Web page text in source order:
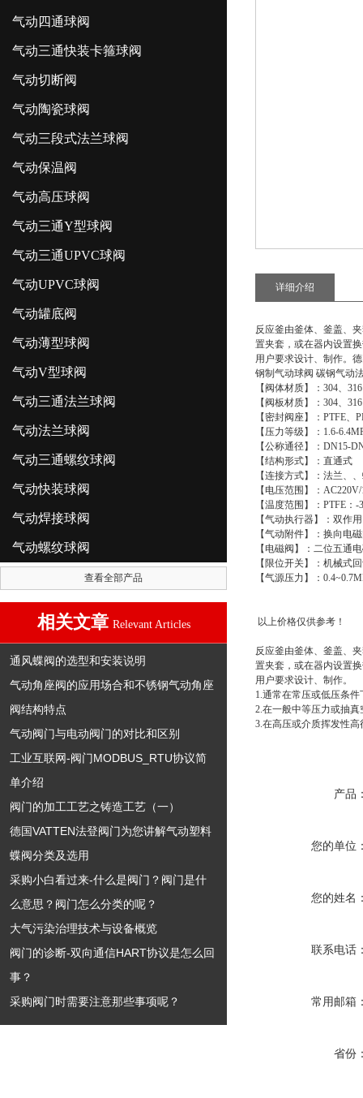
气动四通球阀
气动三通快装卡箍球阀
气动切断阀
气动陶瓷球阀
气动三段式法兰球阀
气动保温阀
气动高压球阀
气动三通Y型球阀
气动三通UPVC球阀
气动UPVC球阀
气动罐底阀
气动薄型球阀
气动V型球阀
气动三通法兰球阀
气动法兰球阀
气动三通螺纹球阀
气动快装球阀
气动焊接球阀
气动螺纹球阀
查看全部产品
相关文章 Relevant Articles
通风蝶阀的选型和安装说明
气动角座阀的应用场合和不锈钢气动角座
阀结构特点
气动阀门与电动阀门的对比和区别
工业互联网-阀门MODBUS_RTU协议简
单介绍
阀门的加工工艺之铸造工艺（一）
德国VATTEN法登阀门为您讲解气动塑料
蝶阀分类及选用
采购小白看过来-什么是阀门？阀门是什
么意思？阀门怎么分类的呢？
大气污染治理技术与设备概览
阀门的诊断-双向通信HART协议是怎么回
事？
采购阀门时需要注意那些事项呢？
详细介绍
反应釜由釜体、釜盖、
置夹套，或在器内设置
用户要求设计、制作。
钢制气动球阀 碳钢气动
【阀体材质】：304、
【阀板材质】：304、
【密封阀座】：PTFE、
【压力等级】：1.6-
【公称通径】：DN15-
【结构形式】：直通式
【连接方式】：法兰、
【电压范围】：
【温度范围】：PTFE
【气动执行器】：双作
【气动附件】：换向电
【电磁阀】：二位五通
【限位开关】：机械式
【气源压力】：
以上价格仅供参考！
反应釜由釜体、釜盖、
置夹套，或在器内设置
用户要求设计、制作。
1.通常在常压或低压条
2.在一般中等压力或抽
3.在高压或介质挥发性
产品
您的单位
您的姓名
联系电话
常用邮箱
省份